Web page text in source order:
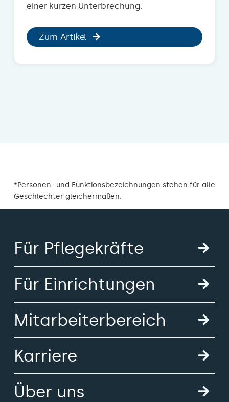
einer kurzen Unterbrechung.
Zum Artikel
*Personen- und Funktionsbezeichnungen stehen für alle
Geschlechter gleichermaßen.
Für Pflegekräfte
Für Einrichtungen
Mitarbeiterbereich
Karriere
Über uns